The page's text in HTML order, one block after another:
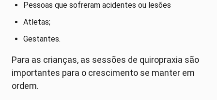
Pessoas que sofreram acidentes ou lesões
Atletas;
Gestantes.
Para as crianças, as sessões de quiropraxia são
importantes para o crescimento se manter em
ordem.